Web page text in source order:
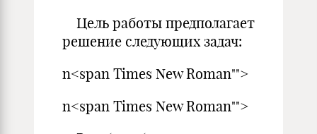
Цель работы предполагает
решение следующих задач:
n<span Times New Roman"">
n<span Times New Roman"">